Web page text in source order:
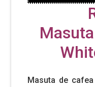
Masuta de